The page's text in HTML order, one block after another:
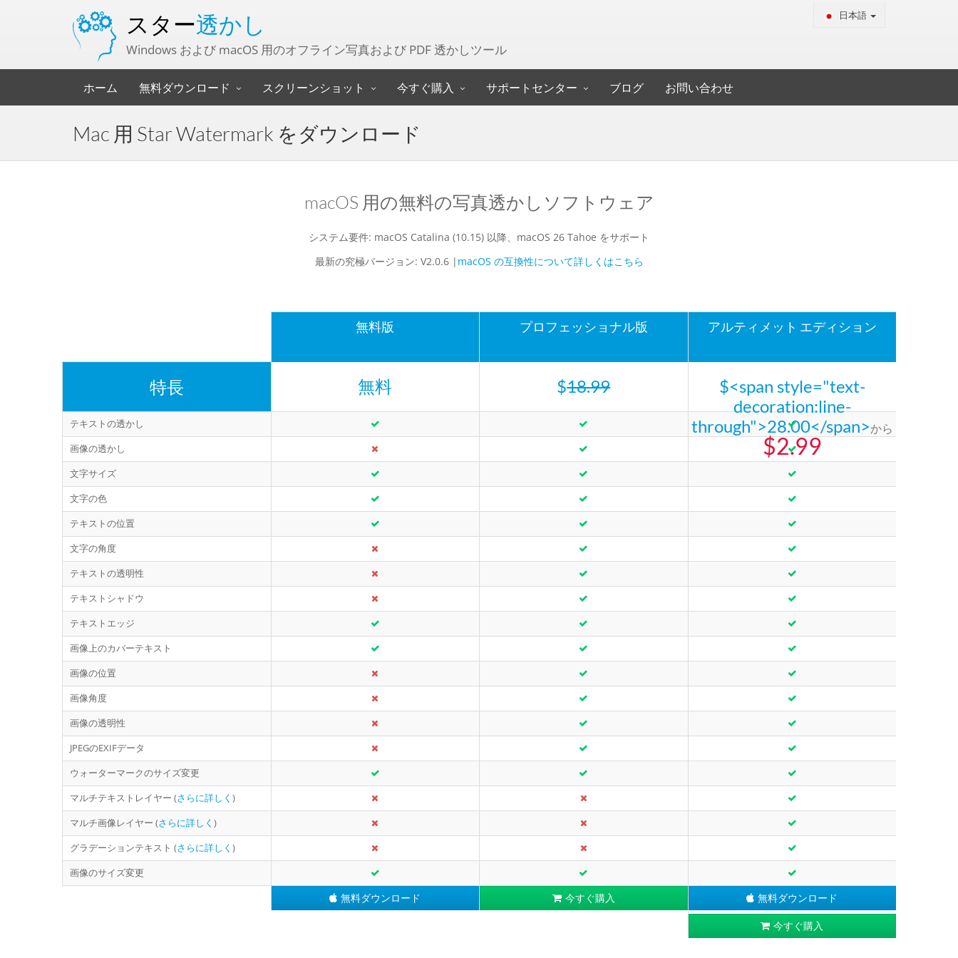
スター透かし
Windows および macOS 用のオフライン写真および PDF 透かしツール
日本語
ホーム 無料ダウンロード スクリーンショット 今すぐ購入 サポートセンター ブログ お問い合わせ
Mac 用 Star Watermark をダウンロード
macOS 用の無料の写真透かしソフトウェア
システム要件: macOS Catalina (10.15) 以降、macOS 26 Tahoe をサポート
最新の究極バージョン: V2.0.6 | macOS の互換性について詳しくはこちら
特長
テキストの透かし
画像の透かし
文字サイズ
文字の色
テキストの位置
文字の角度
テキストの透明性
テキストシャドウ
テキストエッジ
画像上のカバーテキスト
画像の位置
画像角度
画像の透明性
JPEGのEXIFデータ
ウォーターマークのサイズ変更
マルチテキストレイヤー (さらに詳しく )
マルチ画像レイヤー (さらに詳しく )
グラデーションテキスト (さらに詳しく )
画像のサイズ変更
無料版
無料
無料ダウンロード
プロフェッショナル版
$18.99
今すぐ購入
アルティメット エディション
$<span style="text-
decoration:line-
through">28.00</span>から
$2.99
無料ダウンロード
今すぐ購入